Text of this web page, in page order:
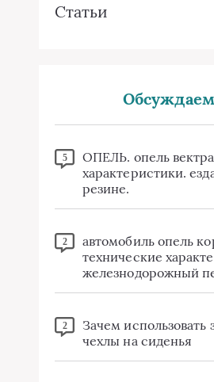
Статьи
5
ОПЕЛЬ. опель
характеристики.
резине.
2
автомобиль опель
технические
железнодорожный
2
Зачем использовать
чехлы на сиденья